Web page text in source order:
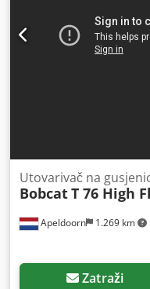
Apeldoorn 1.269 km
Utovarivač na
BobcatT 76 High
Zatraži